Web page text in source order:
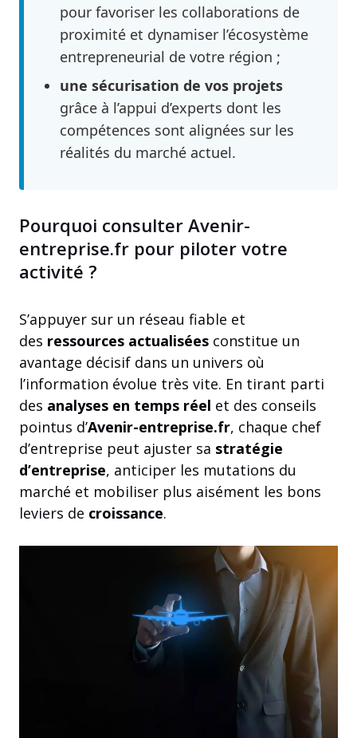
pour favoriser les collaborations de
proximité et dynamiser l’écosystème
entrepreneurial de votre région ;
une sécurisation de vos projets
grâce à l’appui d’experts dont les
compétences sont alignées sur les
réalités du marché actuel.
Pourquoi consulter Avenir-
entreprise.fr pour piloter votre
activité ?
S’appuyer sur un réseau fiable et
des ressources actualisées constitue un
avantage décisif dans un univers où
l’information évolue très vite. En tirant parti
des analyses en temps réel et des conseils
pointus d’Avenir-entreprise.fr, chaque chef
d’entreprise peut ajuster sa stratégie
d’entreprise, anticiper les mutations du
marché et mobiliser plus aisément les bons
leviers de croissance.